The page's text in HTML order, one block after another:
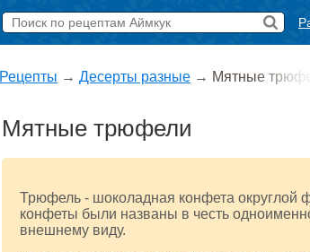
Рецепты → Десерты разные → Мятные
Мятные трюфели
Трюфель - шоколадная конфета округлой
конфеты были названы в честь
внешнему виду.